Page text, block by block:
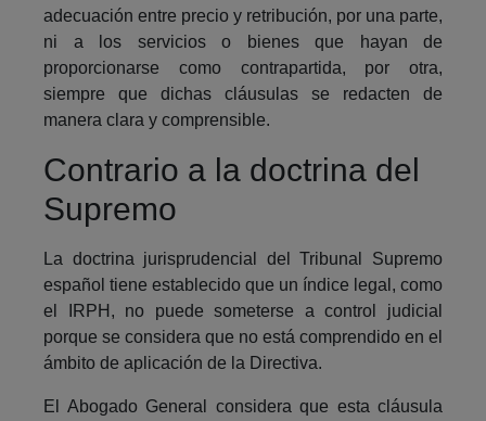
adecuación entre precio y retribución, por una parte,
ni a los servicios o bienes que hayan de
proporcionarse como contrapartida, por otra,
siempre que dichas cláusulas se redacten de
manera clara y comprensible.
Contrario a la doctrina del
Supremo
La doctrina jurisprudencial del Tribunal Supremo
español tiene establecido que un índice legal, como
el IRPH, no puede someterse a control judicial
porque se considera que no está comprendido en el
ámbito de aplicación de la Directiva.
El Abogado General considera que esta cláusula